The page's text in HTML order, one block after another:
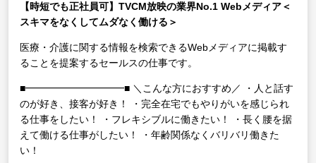
【時短でも正社員可】TVCM放映の業界No.1 Webメディア＜
スキマをなくしてムダなく働ける＞
医療・介護に関する情報を検索できるWebメディアに掲載す
ることを提案するセールスの仕事です。
■━━━━━━━━━━■ ＼こんな方におすすめ／
・人と話す
のが好き、接客が好き！
・完全在宅でもやりがいを感じられ
る仕事をしたい！
・フレキシブルに働きたい！
・長く腰を据
えて働ける仕事がしたい！
・年齢関係なくバリバリ働きた
い！